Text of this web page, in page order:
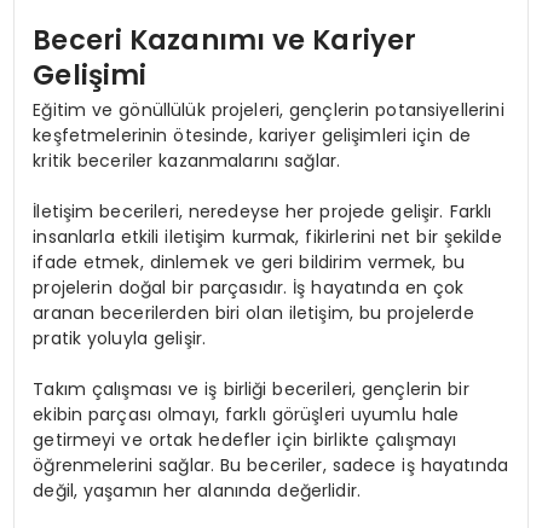
Beceri Kazanımı ve Kariyer
Gelişimi
Eğitim ve gönüllülük projeleri, gençlerin potansiyellerini
keşfetmelerinin ötesinde, kariyer gelişimleri için de
kritik beceriler kazanmalarını sağlar.
İletişim becerileri, neredeyse her projede gelişir. Farklı
insanlarla etkili iletişim kurmak, fikirlerini net bir şekilde
ifade etmek, dinlemek ve geri bildirim vermek, bu
projelerin doğal bir parçasıdır. İş hayatında en çok
aranan becerilerden biri olan iletişim, bu projelerde
pratik yoluyla gelişir.
Takım çalışması ve iş birliği becerileri, gençlerin bir
ekibin parçası olmayı, farklı görüşleri uyumlu hale
getirmeyi ve ortak hedefler için birlikte çalışmayı
öğrenmelerini sağlar. Bu beceriler, sadece iş hayatında
değil, yaşamın her alanında değerlidir.